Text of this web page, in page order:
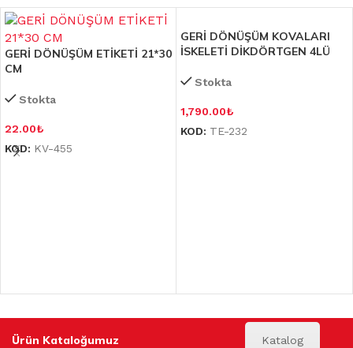
GERİ DÖNÜŞÜM ETİKETİ 21*30
CM
Stokta
22.00₺
KOD: KV-455
GERİ DÖNÜŞÜM KOVALARI
İSKELETİ DİKDÖRTGEN 4LÜ
Stokta
1,790.00₺
KOD: TE-232
Ürün Kataloğumuz Katalog